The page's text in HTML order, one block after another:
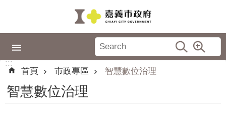
政
專
區
城
:::
首頁
市政專區 智慧數位治理
智慧數位治理